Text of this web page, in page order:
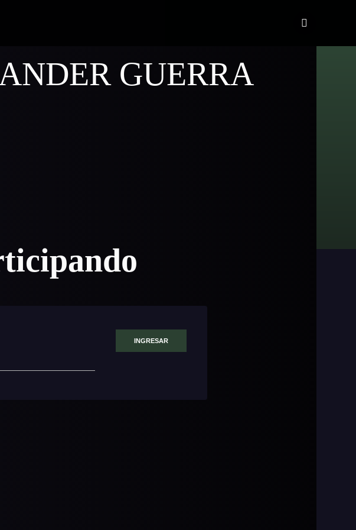
GUERRA
INGRESAR